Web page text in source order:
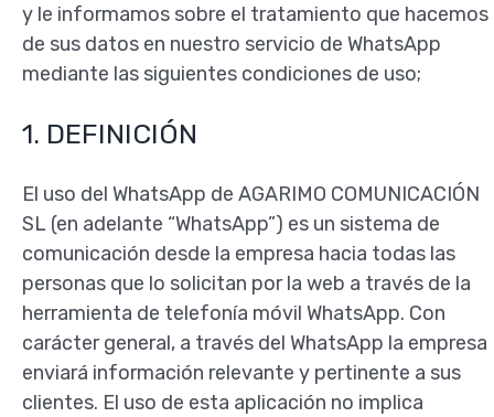
y le informamos sobre el tratamiento que hacemos
de sus datos en nuestro servicio de WhatsApp
mediante las siguientes condiciones de uso;
1. DEFINICIÓN
El uso del WhatsApp de AGARIMO COMUNICACIÓN
SL (en adelante “WhatsApp”) es un sistema de
comunicación desde la empresa hacia todas las
personas que lo solicitan por la web a través de la
herramienta de telefonía móvil WhatsApp. Con
carácter general, a través del WhatsApp la empresa
enviará información relevante y pertinente a sus
clientes. El uso de esta aplicación no implica